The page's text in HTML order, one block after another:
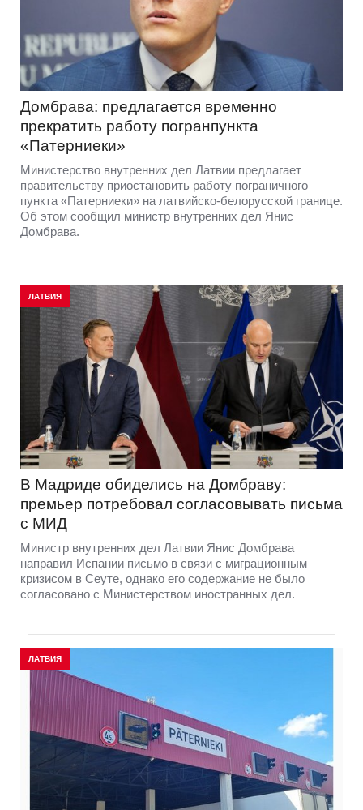
Домбрава: предлагается временно
прекратить работу погранпункта
«Патерниеки»
Министерство внутренних дел Латвии предлагает
правительству приостановить работу пограничного
пункта «Патерниеки» на латвийско-белорусской границе.
Об этом сообщил министр внутренних дел Янис
Домбрава.
ЛАТВИЯ
В Мадриде обиделись на Домбраву:
премьер потребовал согласовывать письма
с МИД
Министр внутренних дел Латвии Янис Домбрава
направил Испании письмо в связи с миграционным
кризисом в Сеуте, однако его содержание не было
согласовано с Министерством иностранных дел.
ЛАТВИЯ